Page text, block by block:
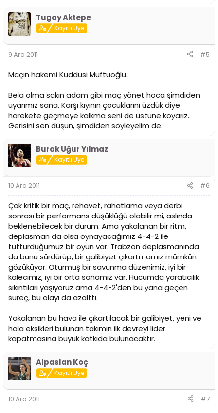
Tugay Aktepe
Kayıtlı Üye
9 Ara 2011 #5
Maçın hakemi Kuddusi Müftüoğlu..
Bela olma sakın adam gibi maç yönet hoca şimdiden
uyarımız sana. Karşı kıyının çocuklarını üzdük diye
harekete geçmeye kalkma seni de üstüne koyarız..
Gerisini sen düşün, şimdiden söyleyelim de.
Burak Uğur Yılmaz
Kayıtlı Üye
10 Ara 2011 #6
Çok kritik bir maç, rehavet, rahatlama veya derbi
sonrası bir performans düşüklüğü olabilir mi, aslında
beklenebilecek bir durum. Ama yakalanan bir ritm,
deplasman da olsa oynayacağımız 4-4-2 ile
tutturduğumuz bir oyun var. Trabzon deplasmanında
da bunu sürdürüp, bir galibiyet çıkartmamız mümkün
gözüküyor. Oturmuş bir savunma düzenimiz, iyi bir
kalecimiz, iyi bir orta sahamız var. Hücumda yaratıcılık
sıkıntıları yaşıyoruz ama 4-4-2'den bu yana geçen
süreç, bu olayı da azalttı.
Yakalanan bu hava ile çıkartılacak bir galibiyet, yeni ve
hala eksikleri bulunan takımın ilk devreyi lider
kapatmasına büyük katkıda bulunacaktır.
Alpaslan Koç
Kayıtlı Üye
10 Ara 2011 #7